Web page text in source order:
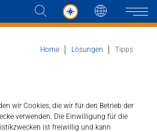
wir Cookies, die wir für den Betrieb der
verwenden. Die Einwilligung für die
ist freiwillig und kann
Sprache
Home Lösungen Tipps
zur richtigen